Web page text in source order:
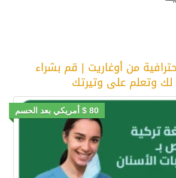
من أوغاريت | قم بشراء
وتعلم على وتيرتك
80 $ أمريكي بعد الحسم